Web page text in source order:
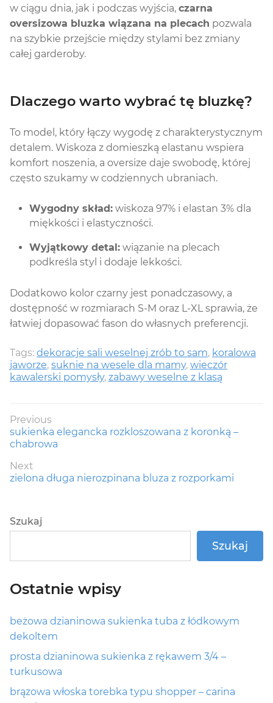
w ciągu dnia, jak i podczas wyjścia, czarna
oversizowa bluzka wiązana na plecach pozwala
na szybkie przejście między stylami bez zmiany
całej garderoby.
Dlaczego warto wybrać tę bluzkę?
To model, który łączy wygodę z charakterystycznym
detalem. Wiskoza z domieszką elastanu wspiera
komfort noszenia, a oversize daje swobodę, której
często szukamy w codziennych ubraniach.
Wygodny skład: wiskoza 97% i elastan 3% dla
miękkości i elastyczności.
Wyjątkowy detal: wiązanie na plecach
podkreśla styl i dodaje lekkości.
Dodatkowo kolor czarny jest ponadczasowy, a
dostępność w rozmiarach S-M oraz L-XL sprawia, że
łatwiej dopasować fason do własnych preferencji.
Tags: dekoracje sali weselnej zrób to sam, koralowa
jaworze, suknie na wesele dla mamy, wieczór
kawalerski pomysły, zabawy weselne z klasą
Nawigacja
wpisu
Previous
Previous
post:
sukienka elegancka rozkloszowana z koronką –
chabrowa
Next
Next
zielona długa nierozpinana bluza z rozporkami
Szukaj
Szukaj
Ostatnie wpisy
beżowa dzianinowa sukienka tuba z łódkowym
dekoltem
prosta dzianinowa sukienka z rękawem 3/4 –
turkusowa
brązowa włoska torebka typu shopper – carina